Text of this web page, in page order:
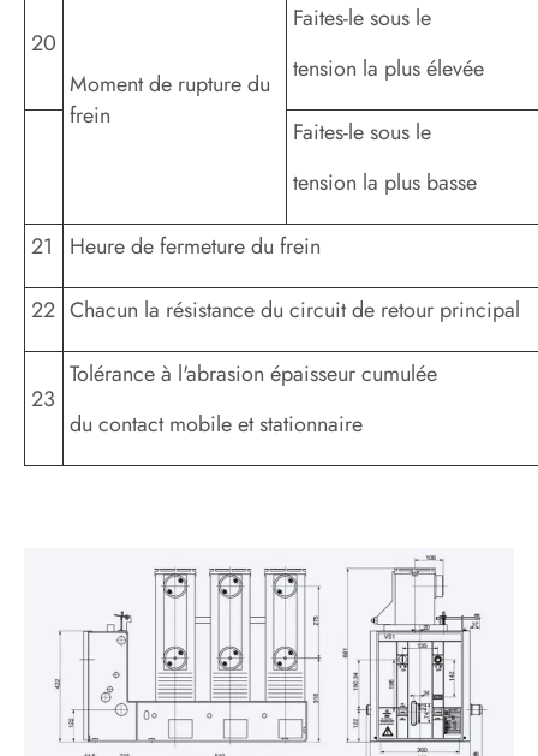
20
Moment de rupture du
frein
Faites-le sous le
tension la plus élevée
Faites-le sous le
tension la plus basse
21 Heure de fermeture du frein
22 Chacun la résistance du circuit de retour principal
23
Tolérance à l'abrasion épaisseur cumulée
du contact mobile et stationnaire